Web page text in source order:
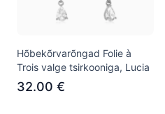
Hõbekõrvarõngad Folie à
Trois valge tsirkooniga, Lucia
32.00 €